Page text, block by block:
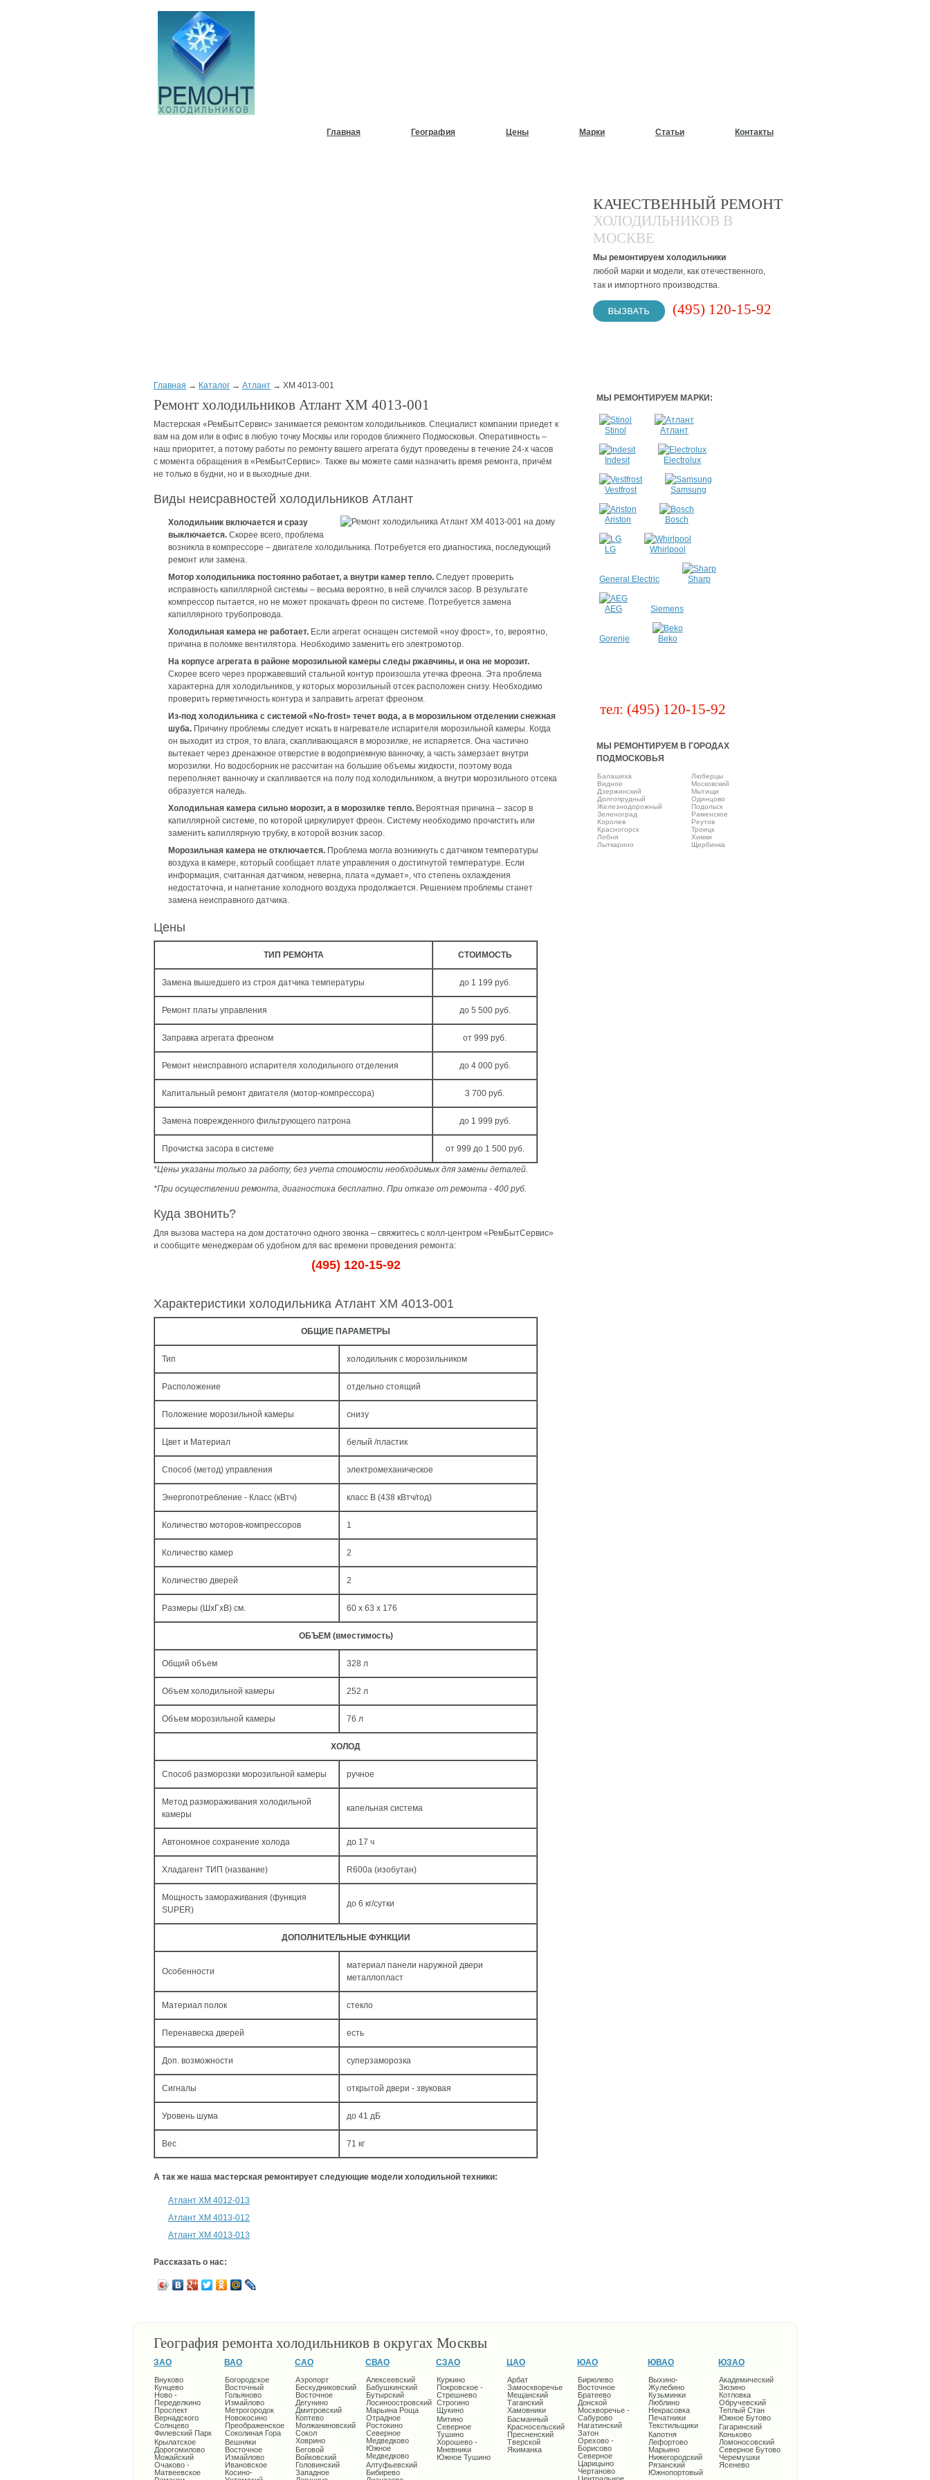
Главная География Цены Марки Статьи Контакты
КАЧЕСТВЕННЫЙ РЕМОНТ
ХОЛОДИЛЬНИКОВ В
МОСКВЕ
Мы ремонтируем холодильники
любой марки и модели, как отечественного,
так и импортного производства.
(495) 120-15-92
Главная → Каталог → Атлант → ХМ 4013-001
Ремонт холодильников Атлант ХМ 4013-001
Мастерская «РемБытСервис» занимается ремонтом холодильников. Специалист компании приедет к
вам на дом или в офис в любую точку Москвы или городов ближнего Подмосковья. Оперативность –
наш приоритет, а потому работы по ремонту вашего агрегата будут проведены в течение 24-х часов
с момента обращения в «РемБытСервис». Также вы можете сами назначить время ремонта, причём
не только в будни, но и в выходные дни.
Виды неисравностей холодильников Атлант
Холодильник включается и сразу
выключается. Скорее всего, проблема
возникла в компрессоре – двигателе холодильника. Потребуется его диагностика, последующий
ремонт или замена.
Мотор холодильника постоянно работает, а внутри камер тепло. Следует проверить
исправность капиллярной системы – весьма вероятно, в ней случился засор. В результате
компрессор пытается, но не может прокачать фреон по системе. Потребуется замена
капиллярного трубопровода.
Холодильная камера не работает. Если агрегат оснащен системой «ноу фрост», то, вероятно,
причина в поломке вентилятора. Необходимо заменить его электромотор.
На корпусе агрегата в районе морозильной камеры следы ржавчины, и она не морозит.
Скорее всего через проржавевший стальной контур произошла утечка фреона. Эта проблема
характерна для холодильников, у которых морозильный отсек расположен снизу. Необходимо
проверить герметичность контура и заправить агрегат фреоном.
Из-под холодильника с системой «No-frost» течет вода, а в морозильном отделении снежная
шуба. Причину проблемы следует искать в нагревателе испарителя морозильной камеры. Когда
он выходит из строя, то влага, скапливающаяся в морозилке, не испаряется. Она частично
вытекает через дренажное отверстие в водоприемную ванночку, а часть замерзает внутри
морозилки. Но водосборник не рассчитан на большие объемы жидкости, поэтому вода
переполняет ванночку и скапливается на полу под холодильником, а внутри морозильного отсека
образуется наледь.
Холодильная камера сильно морозит, а в морозилке тепло. Вероятная причина – засор в
капиллярной системе, по которой циркулирует фреон. Систему необходимо прочистить или
заменить капиллярную трубку, в которой возник засор.
Морозильная камера не отключается. Проблема могла возникнуть с датчиком температуры
воздуха в камере, который сообщает плате управления о достигнутой температуре. Если
информация, считанная датчиком, неверна, плата «думает», что степень охлаждения
недостаточна, и нагнетание холодного воздуха продолжается. Решением проблемы станет
замена неисправного датчика.
Цены
ТИП РЕМОНТА СТОИМОСТЬ
Замена вышедшего из строя датчика температуры до 1 199 руб.
Ремонт платы управления до 5 500 руб.
Заправка агрегата фреоном от 999 руб.
Ремонт неисправного испарителя холодильного отделения до 4 000 руб.
Капитальный ремонт двигателя (мотор-компрессора) 3 700 руб.
Замена поврежденного фильтрующего патрона до 1 999 руб.
Прочистка засора в системе от 999 до 1 500 руб.
*Цены указаны только за работу, без учета стоимости необходимых для замены деталей.
*При осуществлении ремонта, диагностика бесплатно. При отказе от ремонта - 400 руб.
Куда звонить?
Для вызова мастера на дом достаточно одного звонка – свяжитесь с колл-центром «РемБытСервис»
и сообщите менеджерам об удобном для вас времени проведения ремонта:
(495) 120-15-92
Характеристики холодильника Атлант ХМ 4013-001
ОБЩИЕ ПАРАМЕТРЫ
Тип холодильник с морозильником
Расположение отдельно стоящий
Положение морозильной камеры снизу
Цвет и Материал белый /пластик
Способ (метод) управления электромеханическое
Энергопотребление - Класс (кВтч) класс B (438 кВтч/год)
Количество моторов-компрессоров 1
Количество камер 2
Количество дверей 2
Размеры (ШxГxВ) см. 60 x 63 x 176
ОБЪЕМ (вместимость)
Общий объем 328 л
Объем холодильной камеры 252 л
Объем морозильной камеры 76 л
ХОЛОД
Способ разморозки морозильной камеры ручное
Метод размораживания холодильной
камеры
капельная система
Автономное сохранение холода до 17 ч
Хладагент ТИП (название) R600a (изобутан)
Мощность замораживания (функция
SUPER)
до 6 кг/cутки
ДОПОЛНИТЕЛЬНЫЕ ФУНКЦИИ
Особенности
материал панели наружной двери
металлопласт
Материал полок стекло
Перенавеска дверей есть
Доп. возможности суперзаморозка
Сигналы открытой двери - звуковая
Уровень шума до 41 дБ
Вес 71 кг
А так же наша мастерская ремонтирует следующие модели холодильной техники:
Атлант ХМ 4012-013
Атлант ХМ 4013-012
Атлант ХМ 4013-013
Рассказать о нас:
МЫ РЕМОНТИРУЕМ МАРКИ:
Stinol Атлант
Indesit Electrolux
Vestfrost Samsung
Ariston Bosch
LG Whirlpool
General Electric Sharp
AEG Siemens
Gorenje Beko
тел: (495) 120-15-92
МЫ РЕМОНТИРУЕМ В ГОРОДАХ
ПОДМОСКОВЬЯ
Балашиха
Виднoe
Дзержинский
Долгопрудный
Железнодорожный
Зеленоград
Королев
Красногорск
Лобня
Лыткарино
Люберцы
Московский
Мытищи
Одинцово
Подольск
Раменское
Реутов
Троицк
Химки
Щербинка
География ремонта холодильников в округах Москвы
ЗАО
Внуково
Кунцево
Ново -
Переделкино
Проспект
Вернадского
Солнцево
Филевский Парк
Крылатское
Дорогомилово
Можайский
Очаково -
Матвеевское
ВАО
Богородское
Восточный
Гольяново
Измайлово
Метрогородок
Новокосино
Преображенское
Соколиная Гора
Вешняки
Восточное
Измайлово
Ивановское
Косино-
САО
Аэропорт
Бескудниковский
Восточное
Дегунино
Дмитровский
Коптево
Молжаниновский
Сокол
Ховрино
Беговой
Войковский
Головинский
Западное
СВАО
Алексеевский
Бабушкинский
Бутырский
Лосиноостровский
Марьина Роща
Отрадное
Ростокино
Северное
Медведково
Южное
Медведково
Алтуфьевский
Бибирево
СЗАО
Куркино
Покровское -
Стрешнево
Строгино
Щукино
Митино
Северное
Тушино
Хорошево -
Мневники
Южное Тушино
ЦАО
Арбат
Замоскворечье
Мещанский
Таганский
Хамовники
Басманный
Красносельский
Пресненский
Тверской
Якиманка
ЮАО
Бирюлево
Восточное
Братеево
Донской
Москворечье -
Сабурово
Нагатинский
Затон
Орехово -
Борисово
Северное
Царицыно
Чертаново
ЮВАО
Выхино-
Жулебино
Кузьминки
Люблино
Некрасовка
Печатники
Текстильщики
Капотня
Лефортово
Марьино
Нижегородский
Рязанский
Южнопортовый
ЮЗАО
Академический
Зюзино
Котловка
Обручевский
Теплый Стан
Южное Бутово
Гагаринский
Коньково
Ломоносовский
Северное Бутово
Черемушки
Ясенево